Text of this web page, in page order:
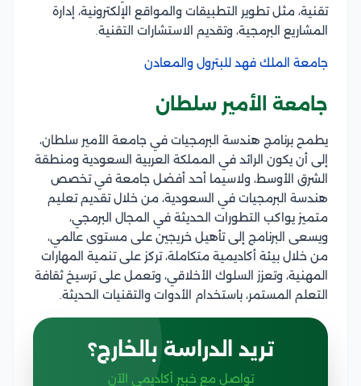
تقنية، مثل تطوير التطبيقات والمواقع الإلكترونية، إدارة
المشاريع البرمجية، وتقديم الاستشارات التقنية.
جامعة الملك فهد للبترول والمعادن
جامعة الأمير سلطان
يطمح برنامج هندسة البرمجيات في جامعة الأمير سلطان،
إلى أن يكون الرائد في المملكة العربية السعودية ومنطقة
الشرق الأوسط، ولاسيما أحد أفضل جامعة في تخصص
هندسة البرمجيات في السعودية، من خلال تقديم تعليم
متميز يواكب التطورات الحديثة في المجال البرمجي،
ويسعى البرنامج إلى تأهيل خريجين على مستوى عالمي،
من خلال بيئة أكاديمية متكاملة، تركز على تنمية المهارات
المهنية، وتعزز السلوك الأخلاقي، وتعمل على ترسيخ ثقافة
التعلم المستمر، باستخدام الأدوات والتقنيات الحديثة.
تريد الدراسة بالخارج؟
تواصل مع خبير أكاديمي الآن